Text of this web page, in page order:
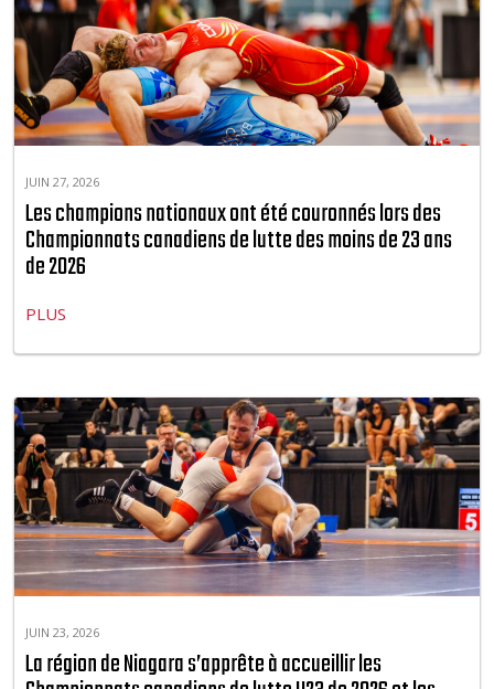
JUIN 27, 2026
Les champions nationaux ont été couronnés lors des
Championnats canadiens de lutte des moins de 23 ans
de 2026
PLUS
JUIN 23, 2026
La région de Niagara s’apprête à accueillir les